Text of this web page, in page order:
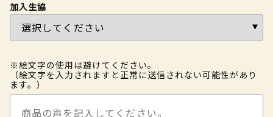
加入生協
※絵文字の使用は避けてください。
（絵文字を入力されますと正常に送信されない可能性があり
ます。）